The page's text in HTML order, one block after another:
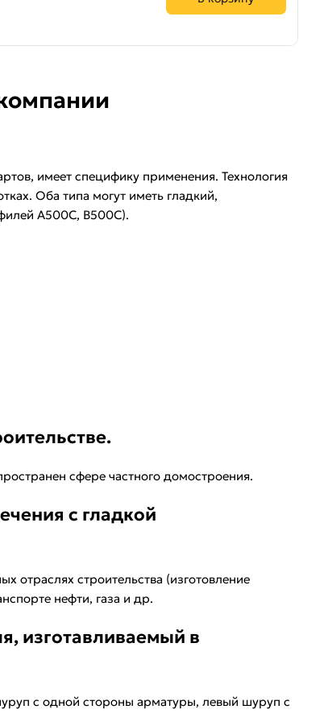
имеет специфику применения. Технология
Оба типа могут иметь гладкий,
А500С, В500С).
сфере частного домостроения.
с гладкой
отраслях строительства (изготовление
нефти, газа и др.
изготавливаемый в
с одной стороны арматуры, левый шуруп с